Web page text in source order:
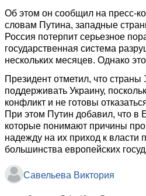
Об этом он сообщил на пресс-
словам Путина, западные
Россия потерпит серьезное
государственная система
нескольких месяцев. Однако
Президент отметил, что
поддерживать Украину,
конфликт и не готовы
При этом Путин добавил, что в
которые понимают причины
надежду на их приход к власти
большинства европейских
Савельева Виктория